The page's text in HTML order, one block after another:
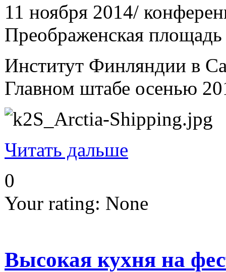
11 ноября 2014/
Преображенская
Институт Финляндии в
Главном штабе осенью
Читать дальше
0
Your rating: None
Высокая кухня на